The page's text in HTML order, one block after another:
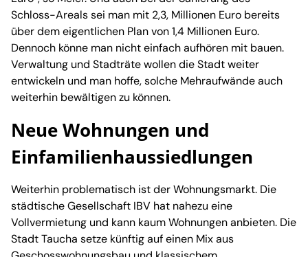
Schloss-Areals sei man mit 2,3, Millionen Euro bereits
über dem eigentlichen Plan von 1,4 Millionen Euro.
Dennoch könne man nicht einfach aufhören mit bauen.
Verwaltung und Stadträte wollen die Stadt weiter
entwickeln und man hoffe, solche Mehraufwände auch
weiterhin bewältigen zu können.
Neue Wohnungen und
Einfamilienhaussiedlungen
Weiterhin problematisch ist der Wohnungsmarkt. Die
städtische Gesellschaft IBV hat nahezu eine
Vollvermietung und kann kaum Wohnungen anbieten. Die
Stadt Taucha setze künftig auf einen Mix aus